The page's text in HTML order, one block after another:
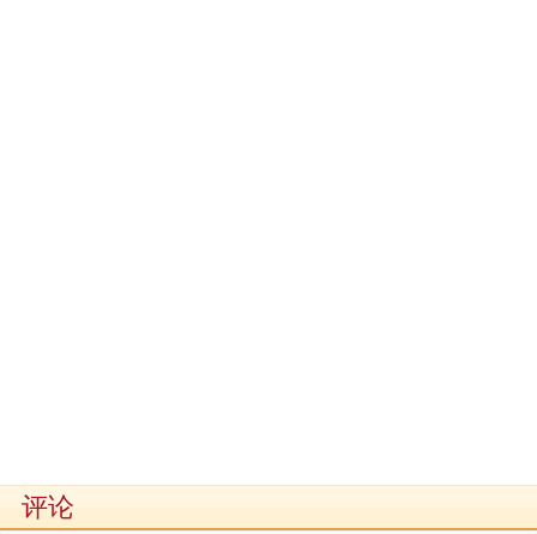
评论